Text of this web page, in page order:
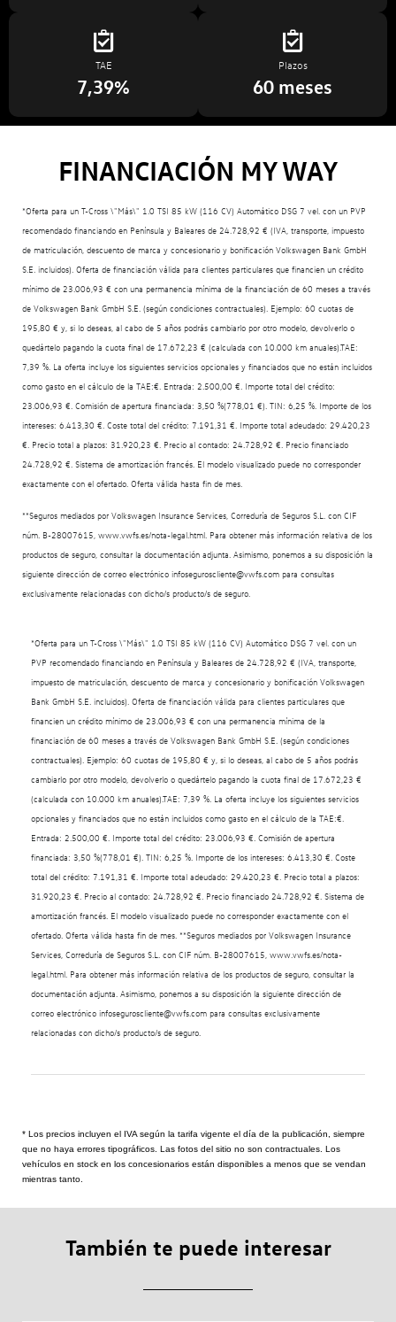
TAE
7,39%
Plazos
60 meses
FINANCIACIÓN MY WAY
*Oferta para un T-Cross \"Más\" 1.0 TSI 85 kW (116 CV) Automático DSG 7 vel. con un PVP
recomendado financiando en Península y Baleares de 24.728,92 € (IVA, transporte, impuesto
de matriculación, descuento de marca y concesionario y bonificación Volkswagen Bank GmbH
S.E. incluidos). Oferta de financiación válida para clientes particulares que financien un crédito
mínimo de 23.006,93 € con una permanencia mínima de la financiación de 60 meses a través
de Volkswagen Bank GmbH S.E. (según condiciones contractuales). Ejemplo: 60 cuotas de
195,80 € y, si lo deseas, al cabo de 5 años podrás cambiarlo por otro modelo, devolverlo o
quedártelo pagando la cuota final de 17.672,23 € (calculada con 10.000 km anuales).TAE:
7,39 %. La oferta incluye los siguientes servicios opcionales y financiados que no están incluidos
como gasto en el cálculo de la TAE:€. Entrada: 2.500,00 €. Importe total del crédito:
23.006,93 €. Comisión de apertura financiada: 3,50 %(778,01 €). TIN: 6,25 %. Importe de los
intereses: 6.413,30 €. Coste total del crédito: 7.191,31 €. Importe total adeudado: 29.420,23
€. Precio total a plazos: 31.920,23 €. Precio al contado: 24.728,92 €. Precio financiado
24.728,92 €. Sistema de amortización francés. El modelo visualizado puede no corresponder
exactamente con el ofertado. Oferta válida hasta fin de mes.
**Seguros mediados por Volkswagen Insurance Services, Correduría de Seguros S.L. con CIF
núm. B-28007615, www.vwfs.es/nota-legal.html. Para obtener más información relativa de los
productos de seguro, consultar la documentación adjunta. Asimismo, ponemos a su disposición la
siguiente dirección de correo electrónico infoseguroscliente@vwfs.com para consultas
exclusivamente relacionadas con dicho/s producto/s de seguro.
*Oferta para un T-Cross \"Más\" 1.0 TSI 85 kW (116 CV) Automático DSG 7 vel. con un
PVP recomendado financiando en Península y Baleares de 24.728,92 € (IVA, transporte,
impuesto de matriculación, descuento de marca y concesionario y bonificación Volkswagen
Bank GmbH S.E. incluidos). Oferta de financiación válida para clientes particulares que
financien un crédito mínimo de 23.006,93 € con una permanencia mínima de la
financiación de 60 meses a través de Volkswagen Bank GmbH S.E. (según condiciones
contractuales). Ejemplo: 60 cuotas de 195,80 € y, si lo deseas, al cabo de 5 años podrás
cambiarlo por otro modelo, devolverlo o quedártelo pagando la cuota final de 17.672,23 €
(calculada con 10.000 km anuales).TAE: 7,39 %. La oferta incluye los siguientes servicios
opcionales y financiados que no están incluidos como gasto en el cálculo de la TAE:€.
Entrada: 2.500,00 €. Importe total del crédito: 23.006,93 €. Comisión de apertura
financiada: 3,50 %(778,01 €). TIN: 6,25 %. Importe de los intereses: 6.413,30 €. Coste
total del crédito: 7.191,31 €. Importe total adeudado: 29.420,23 €. Precio total a plazos:
31.920,23 €. Precio al contado: 24.728,92 €. Precio financiado 24.728,92 €. Sistema de
amortización francés. El modelo visualizado puede no corresponder exactamente con el
ofertado. Oferta válida hasta fin de mes. **Seguros mediados por Volkswagen Insurance
Services, Correduría de Seguros S.L. con CIF núm. B-28007615, www.vwfs.es/nota-
legal.html. Para obtener más información relativa de los productos de seguro, consultar la
documentación adjunta. Asimismo, ponemos a su disposición la siguiente dirección de
correo electrónico infoseguroscliente@vwfs.com para consultas exclusivamente
relacionadas con dicho/s producto/s de seguro.
* Los precios incluyen el IVA según la tarifa vigente el día de la publicación, siempre
que no haya errores tipográficos. Las fotos del sitio no son contractuales. Los
vehículos en stock en los concesionarios están disponibles a menos que se vendan
mientras tanto.
También te puede interesar